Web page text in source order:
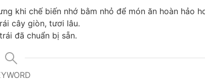
khi chế biến nhớ bằm nhỏ để món ăn hoàn hảo
cây giòn, tươi lâu.
đã chuẩn bị sẵn.